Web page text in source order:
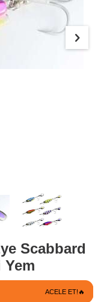
Scabbard
ACELE ET!🔥